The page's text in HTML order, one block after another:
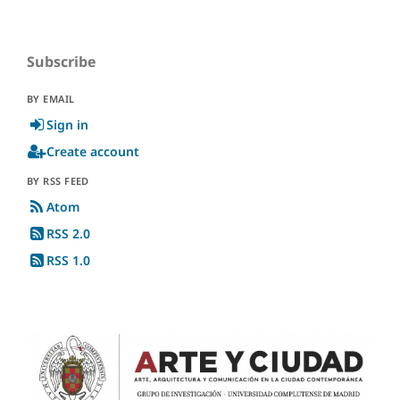
Subscribe
BY EMAIL
Sign in
Create account
BY RSS FEED
Atom
RSS 2.0
RSS 1.0